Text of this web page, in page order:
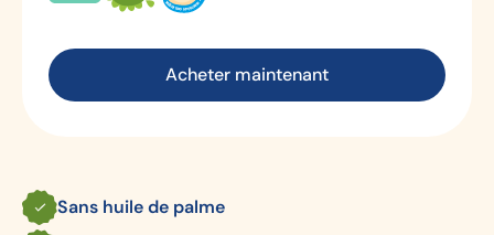
Acheter maintenant
Sans huile de palme